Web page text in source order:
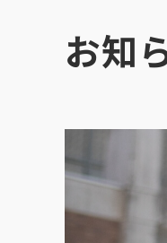
お知